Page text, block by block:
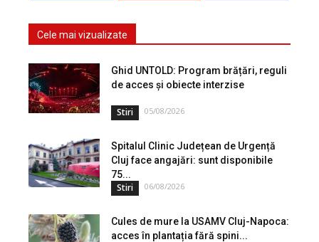
Cele mai vizualizate
Ghid UNTOLD: Program brățări, reguli
de acces și obiecte interzise
Stiri 05/08/2026
Spitalul Clinic Județean de Urgență
Cluj face angajări: sunt disponibile
75...
Stiri 06/08/2026
Cules de mure la USAMV Cluj-Napoca:
acces în plantația fără spini...